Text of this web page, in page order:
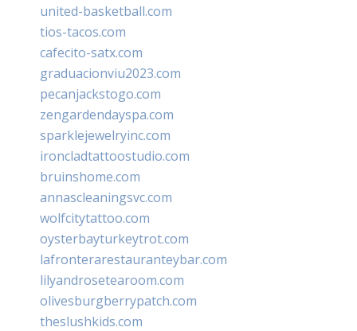
united-basketball.com
tios-tacos.com
cafecito-satx.com
graduacionviu2023.com
pecanjackstogo.com
zengardendayspa.com
sparklejewelryinc.com
ironcladtattoostudio.com
bruinshome.com
annascleaningsvc.com
wolfcitytattoo.com
oysterbayturkeytrot.com
lafronterarestauranteybar.com
lilyandrosetearoom.com
olivesburgberrypatch.com
theslushkids.com